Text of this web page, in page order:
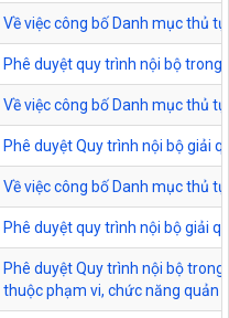
Về việc công bố Danh mục thủ
Phê duyệt quy trình nội bộ
Về việc công bố Danh mục thủ
Phê duyệt Quy trình nội bộ giải
Về việc công bố Danh mục thủ
Phê duyệt quy trình nội bộ giải
Phê duyệt Quy trình nội bộ
thuộc phạm vi, chức năng quản